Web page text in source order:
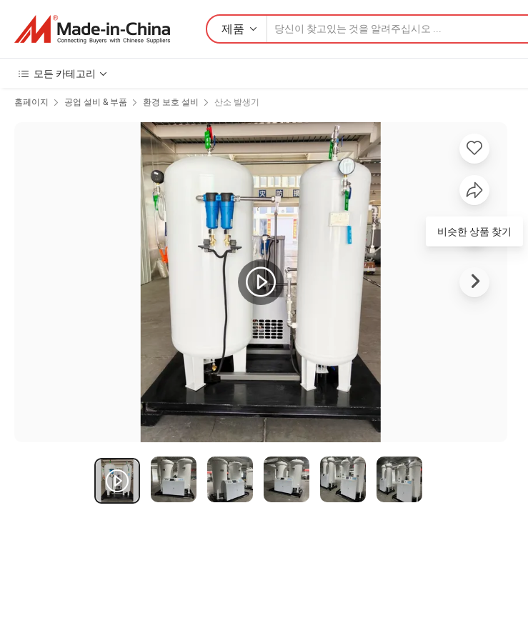
제품
모든 카테고리
홈페이지 공업 설비 & 부품 환경 보호 설비 산소 발생기
비슷한 상품 찾기